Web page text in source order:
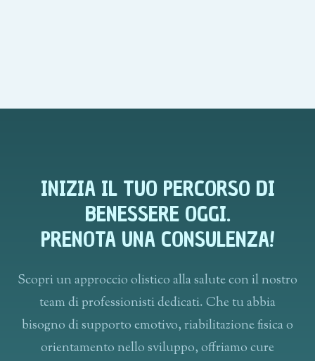
INIZIA IL TUO PERCORSO DI
BENESSERE OGGI.
PRENOTA UNA CONSULENZA!
Scopri un approccio olistico alla salute con il nostro
team di professionisti dedicati. Che tu abbia
bisogno di supporto emotivo, riabilitazione fisica o
orientamento nello sviluppo, offriamo cure